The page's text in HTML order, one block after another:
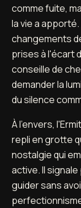
comme fuite,
la vie a
changements
prises à l'écart
conseille de
demander la
du silence
À l'envers,
repli en grotte
nostalgie qui
active. Il
guider sans